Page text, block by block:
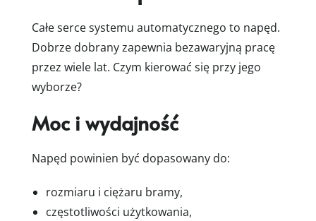
Całe serce systemu automatycznego to napęd.
Dobrze dobrany zapewnia bezawaryjną pracę
przez wiele lat. Czym kierować się przy jego
wyborze?
Moc i wydajność
Napęd powinien być dopasowany do:
rozmiaru i ciężaru bramy,
częstotliwości użytkowania,